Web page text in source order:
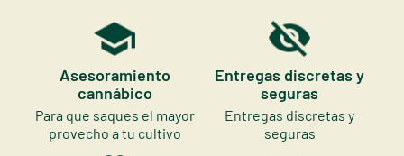
Asesoramiento
cannábico
Para que saques el mayor
provecho a tu cultivo
Entregas discretas y
seguras
Entregas discretas y
seguras